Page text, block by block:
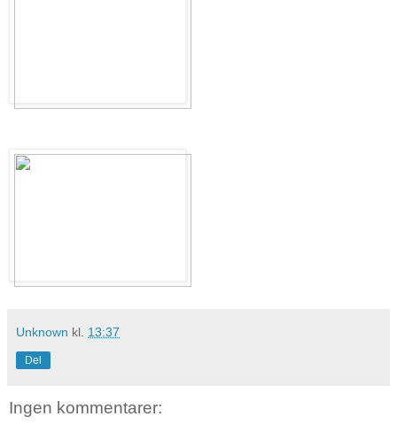
Unknown kl. 13:37
Del
Ingen kommentarer: